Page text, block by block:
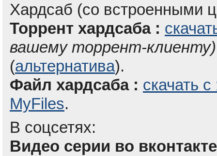
Хардсаб (со встроенными
Торрент хардсаба :
вашему торрент-клиенту)
(альтернатива).
Файл хардсаба : скачать
MyFiles.
В соцсетях:
Видео серии во